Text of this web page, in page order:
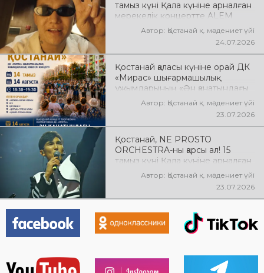
тамыз күні Қала күніне арналған
мерекелік концертте ALEM
өнер көрсетеді! @xcialem
Автор: Қостанай қ. мәдениет үйі
24.07.2026
Қостанай қаласы күніне орай ДК
«Мирас» шығармашылық
ұжымдарының «Ән қанатындағы
Қостанай» көшпелі концерті
өтеді! Баршаңызды мерекелік
Автор: Қостанай қ. мәдениет үйі
23.07.2026
Қостанай, NE PROSTO
ORCHESTRA-ны қарсы ал! 15
тамыз күні Қала күніне арналған
мерекелік концертте NE
PROSTO ORCHESTRA өнер
көрсетеді! @ne_prosto_orchestra
Автор: Қостанай қ. мәдениет үйі
23.07.2026